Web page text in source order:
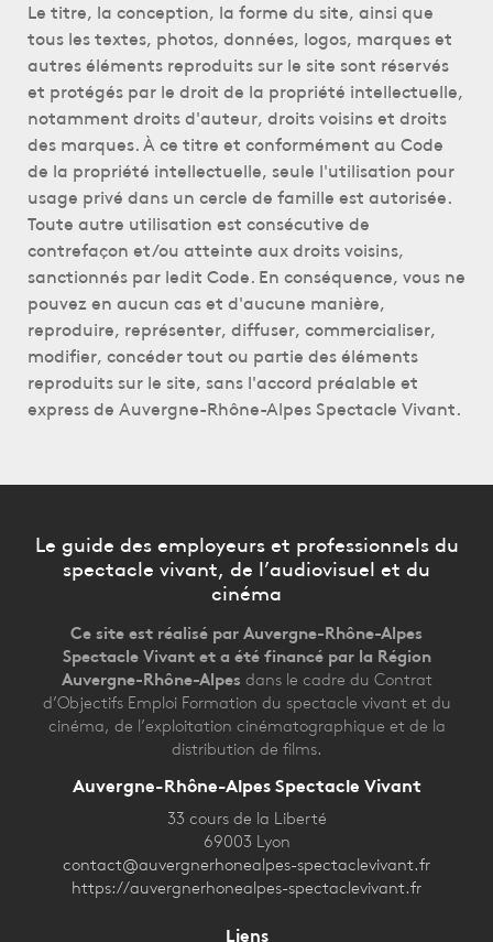
Le titre, la conception, la forme du site, ainsi que
tous les textes, photos, données, logos, marques et
autres éléments reproduits sur le site sont réservés
et protégés par le droit de la propriété intellectuelle,
notamment droits d'auteur, droits voisins et droits
des marques. À ce titre et conformément au Code
de la propriété intellectuelle, seule l'utilisation pour
usage privé dans un cercle de famille est autorisée.
Toute autre utilisation est consécutive de
contrefaçon et/ou atteinte aux droits voisins,
sanctionnés par ledit Code. En conséquence, vous ne
pouvez en aucun cas et d'aucune manière,
reproduire, représenter, diffuser, commercialiser,
modifier, concéder tout ou partie des éléments
reproduits sur le site, sans l'accord préalable et
express de Auvergne-Rhône-Alpes Spectacle Vivant.
Le guide des employeurs et professionnels du
spectacle vivant, de l’audiovisuel et du
cinéma
Ce site est réalisé par Auvergne-Rhône-Alpes
Spectacle Vivant et a été financé par la Région
Auvergne-Rhône-Alpes dans le cadre du Contrat
d’Objectifs Emploi Formation du spectacle vivant et du
cinéma, de l’exploitation cinématographique et de la
distribution de films.
Auvergne-Rhône-Alpes Spectacle Vivant
33 cours de la Liberté
69003 Lyon
contact@auvergnerhonealpes-spectaclevivant.fr
https://auvergnerhonealpes-spectaclevivant.fr
Liens